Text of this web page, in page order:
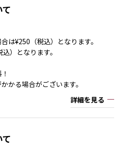
は¥250（税込）となります。
）となります。
かる場合がございます。
詳細を見る